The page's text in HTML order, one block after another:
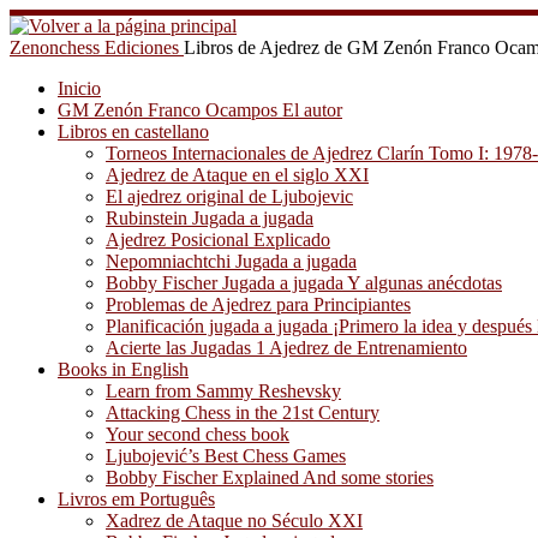
Saltar
al
contenido
Zenonchess Ediciones Libros de Ajedrez de GM Zenón Franco
Inicio
GM Zenón Franco Ocampos El autor
Libros en castellano
Torneos Internacionales de Ajedrez Clarín Tomo I:
Ajedrez de Ataque en el siglo XXI
El ajedrez original de Ljubojevic
Rubinstein Jugada a jugada
Ajedrez Posicional Explicado
Nepomniachtchi Jugada a jugada
Bobby Fischer Jugada a jugada Y algunas anécdotas
Problemas de Ajedrez para Principiantes
Planificación jugada a jugada ¡Primero la idea y después
Acierte las Jugadas 1 Ajedrez de Entrenamiento
Books in English
Learn from Sammy Reshevsky
Attacking Chess in the 21st Century
Your second chess book
Ljubojević’s Best Chess Games
Bobby Fischer Explained And some stories
Livros em Português
Xadrez de Ataque no Século XXI